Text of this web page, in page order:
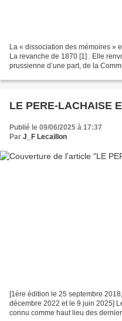
La « dissociation des mémoires »
La revanche de 1870 [1] . Elle
prussienne d’une part, de la
LE PERE-LACHAISE
Publié le 09/06/2025 à 17:37
Par J_F Lecaillon
[1ère édition le 25 septembre
décembre 2022 et le 9 juin 2025]
connu comme haut lieu des